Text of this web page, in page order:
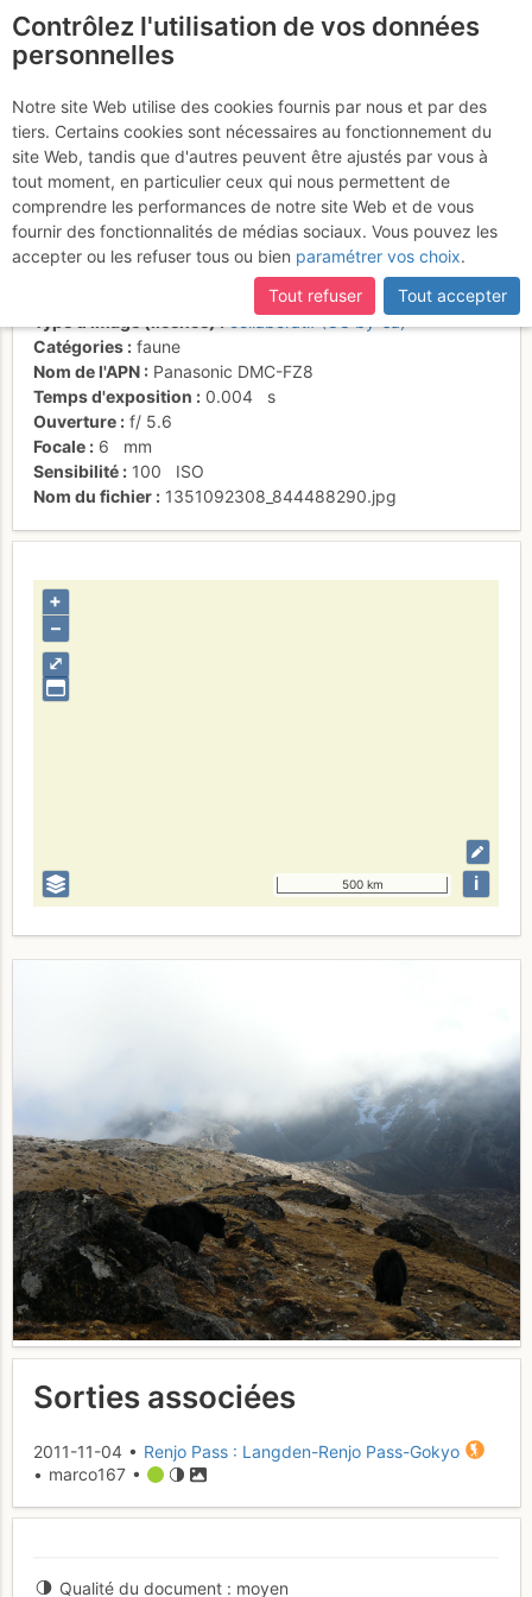
Dzos dans la montée
au Renjo Pass
Activités
Date/heure
collaboratif (CC by-sa)
Catégories
faune
Nom de l'APN
Panasonic DMC-FZ8
Temps d'exposition
0.004
s
Ouverture
f/ 5.6
Focale
6
mm
Sensibilité
100
ISO
Nom du fichier
1351092308_844488290.jpg
⤢
+
–
500 km i
Sorties associées
2011-11-04 • Renjo Pass : Langden-Renjo Pass-Gokyo
• marco167 •
Qualité du document moyen
Contrôlez l'utilisation de vos données
personnelles
Notre site Web utilise des cookies fournis par nous et par des
tiers. Certains cookies sont nécessaires au fonctionnement du
site Web, tandis que d'autres peuvent être ajustés par vous à
tout moment, en particulier ceux qui nous permettent de
comprendre les performances de notre site Web et de vous
fournir des fonctionnalités de médias sociaux. Vous pouvez les
accepter ou les refuser tous ou bien paramétrer vos choix.
Tout refuser
Tout accepter